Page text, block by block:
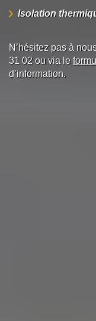
Isolation
N’hésitez pas à
31 02 ou via le
d’information.